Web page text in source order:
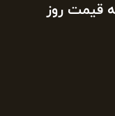
قیمت روز